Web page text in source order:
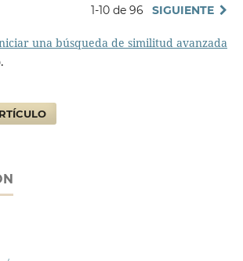
1-10 de 96 SIGUIENTE
una búsqueda de similitud avanzada